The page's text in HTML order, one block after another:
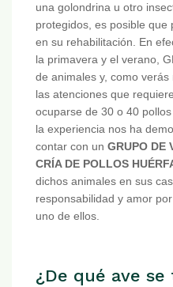
una golondrina u otro
protegidos, es posible
en su rehabilitación. En
la primavera y el verano,
de animales y, como
las atenciones que
ocuparse de 30 o 40
la experiencia nos ha
contar con un GRUPO DE
CRÍA DE POLLOS
dichos animales en sus
responsabilidad y amor
uno de ellos.
¿De qué ave se